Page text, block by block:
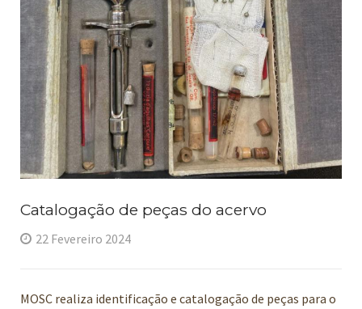
Catalogação de peças do acervo
22 Fevereiro 2024
MOSC realiza identificação e catalogação de peças para o